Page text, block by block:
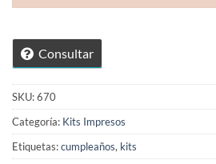
Consultar
SKU:670
Categoría: Kits Impresos
Etiquetas:cumpleaños, kits